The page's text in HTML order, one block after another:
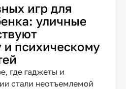
игр для
уличные
психическому
где гаджеты и
стали неотъемлемой